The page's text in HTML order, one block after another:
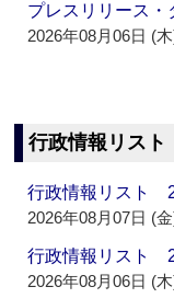
プレスリリース
2026年08月06日 (
行政情報リスト
行政情報リスト
2026年08月07日 (
行政情報リスト
2026年08月06日 (